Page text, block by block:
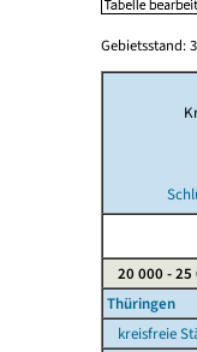
Gebietsstand:
20 000 - 25
Thüringen
kreisfreie